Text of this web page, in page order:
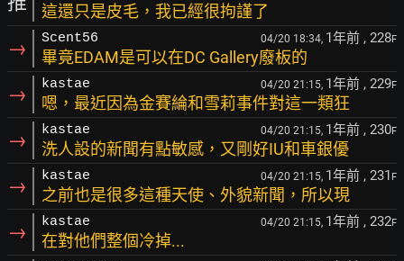
這還只是皮毛，我已經很拘謹了
→ Scent56 04/20 18:34, 1年前 , 228F
畢竟EDAM是可以在DC Gallery廢板的
→ kastae 04/20 21:15, 1年前 , 229F
嗯，最近因為金賽綸和雪莉事件對這一類狂
→ kastae 04/20 21:15, 1年前 , 230F
洗人設的新聞有點敏感，又剛好IU和車銀優
→ kastae 04/20 21:15, 1年前 , 231 F
之前也是很多這種天使、外貌新聞，所以現
→ kastae 04/20 21:15, 1年前 , 232F
在對他們整個冷掉...